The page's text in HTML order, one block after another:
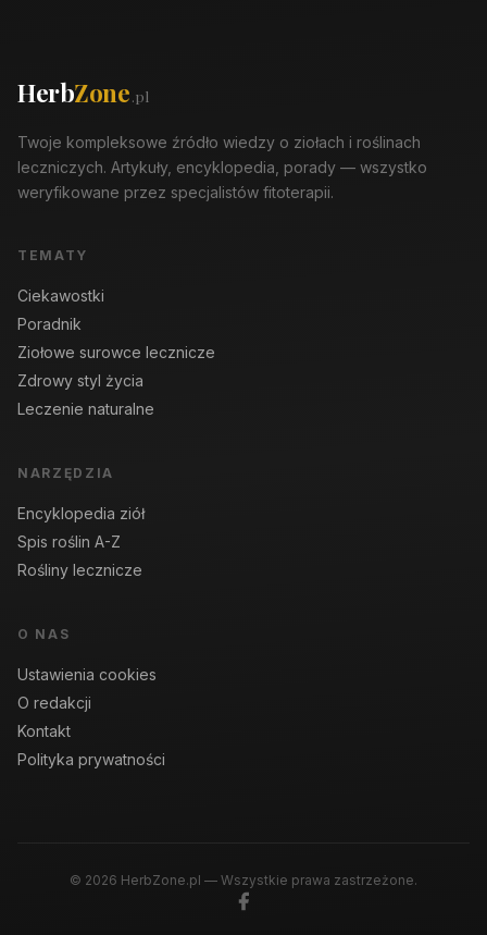
HerbZone.pl
Twoje kompleksowe źródło wiedzy o ziołach i roślinach
leczniczych. Artykuły, encyklopedia, porady — wszystko
weryfikowane przez specjalistów fitoterapii.
TEMATY
Ciekawostki
Poradnik
Ziołowe surowce lecznicze
Zdrowy styl życia
Leczenie naturalne
NARZĘDZIA
Encyklopedia ziół
Spis roślin A-Z
Rośliny lecznicze
O NAS
Ustawienia cookies
O redakcji
Kontakt
Polityka prywatności
© 2026 HerbZone.pl — Wszystkie prawa zastrzeżone.